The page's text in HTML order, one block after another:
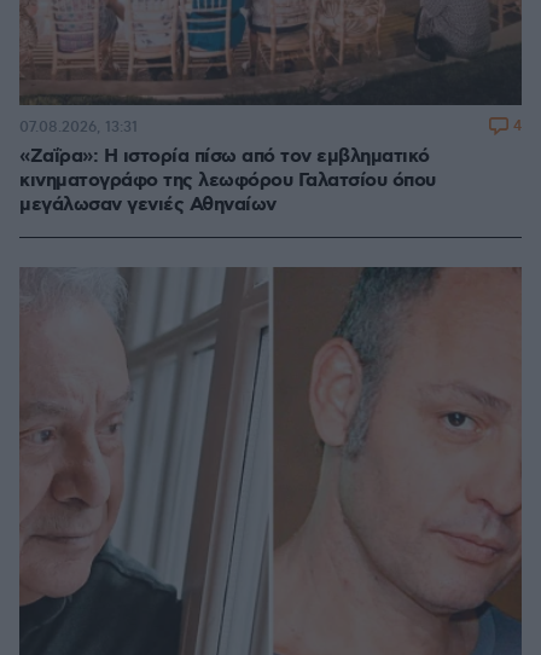
«Ζαΐρα»: Η ιστορία πίσω από τον εμβληματικό
κινηματογράφο της λεωφόρου Γαλατσίου όπου
μεγάλωσαν γενιές Αθηναίων
07.08.2026, 13:31 4